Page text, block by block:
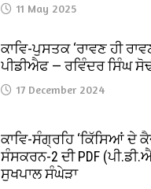
11 May 2025
ਕਾਵਿ-ਪੁਸਤਕ ‘ਰਾਵਣ ਹੀ
ਪੀਡੀਐਫ — ਰਵਿੰਦਰ ਸਿੰਘ
17 December 2024
ਕਾਵਿ-ਸੰਗ੍ਰਹਿ ‘ਕਿੱਸਿਆਂ ਦੇ
ਸੰਸਕਰਨ-2 ਦੀ PDF
ਸੁਖਪਾਲ ਸੰਘੇੜਾ